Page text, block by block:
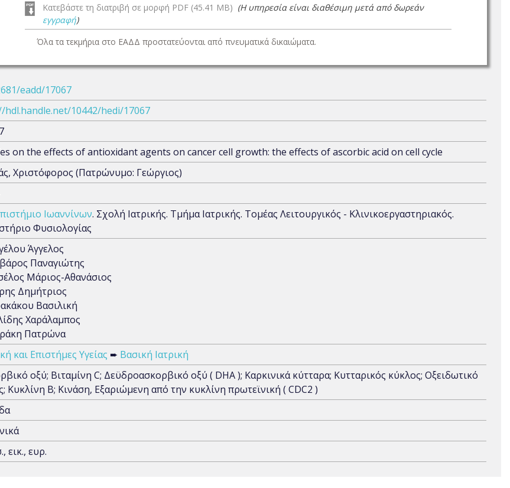
Κατεβάστε τη διατριβή σε μορφή PDF (45.41 MB) (Η υπηρεσία είναι διαθέσιμη μετά από δωρεάν
εγγραφή)
Όλα τα τεκμήρια στο ΕΑΔΔ προστατεύονται από πνευματικά δικαιώματα.
eadd/17067
hdl.handle.net/10442/hedi/17067
on the effects of antioxidant agents on cancer cell growth: the effects of ascorbic acid on cell cycle
Χριστόφορος (Πατρώνυμο: Γεώργιος)
Ιωαννίνων. Σχολή Ιατρικής. Τμήμα Ιατρικής. Τομέας Λειτουργικός - Κλινικοεργαστηριακός.
Φυσιολογίας
Άγγελος
Παναγιώτης
Μάριος-Αθανάσιος
Δημήτριος
Βασιλική
Χαράλαμπος
Πατρώνα
και Επιστήμες Υγείας ➨ Βασική Ιατρική
οξύ; Βιταμίνη C; Δεϋδροασκορβικό οξύ ( DHA ); Καρκινικά κύτταρα; Κυτταρικός κύκλος; Οξειδωτικό
Κυκλίνη Β; Κινάση, Εξαριώμενη από την κυκλίνη πρωτεϊνική ( CDC2 )
εικ., ευρ.